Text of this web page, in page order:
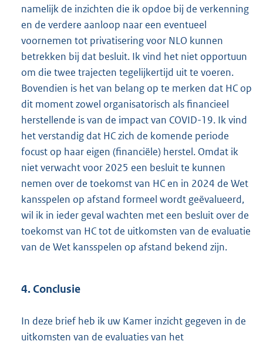
namelijk de inzichten die ik opdoe bij de verkenning
en de verdere aanloop naar een eventueel
voornemen tot privatisering voor NLO kunnen
betrekken bij dat besluit. Ik vind het niet opportuun
om die twee trajecten tegelijkertijd uit te voeren.
Bovendien is het van belang op te merken dat HC op
dit moment zowel organisatorisch als financieel
herstellende is van de impact van COVID-19. Ik vind
het verstandig dat HC zich de komende periode
focust op haar eigen (financiële) herstel. Omdat ik
niet verwacht voor 2025 een besluit te kunnen
nemen over de toekomst van HC en in 2024 de Wet
kansspelen op afstand formeel wordt geëvalueerd,
wil ik in ieder geval wachten met een besluit over de
toekomst van HC tot de uitkomsten van de evaluatie
van de Wet kansspelen op afstand bekend zijn.
4. Conclusie
In deze brief heb ik uw Kamer inzicht gegeven in de
uitkomsten van de evaluaties van het